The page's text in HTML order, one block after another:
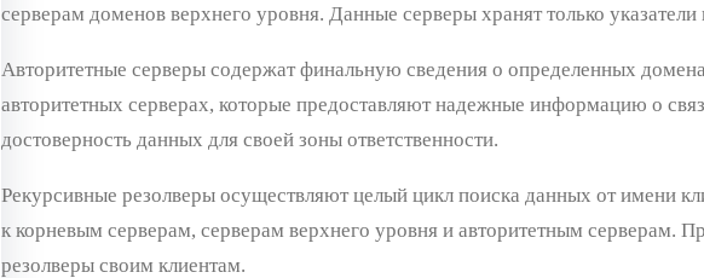
серверам доменов верхнего уровня. Данные серверы хранят только
Авторитетные серверы содержат финальную сведения о определенных
авторитетных серверах, которые предоставляют надежные информацию о
достоверность данных для своей зоны ответственности.
Рекурсивные резолверы осуществляют целый цикл поиска данных от имени
к корневым серверам, серверам верхнего уровня и авторитетным серверам.
резолверы своим клиентам.